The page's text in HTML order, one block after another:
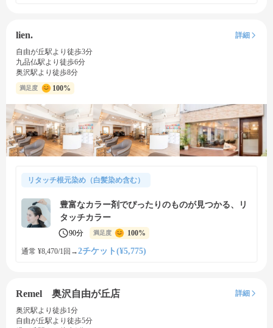
lien.
詳細
自由が丘駅より徒歩3分
九品仏駅より徒歩6分
奥沢駅より徒歩8分
満足度 100%
リタッチ根元染め（白髪染め含む）
豊富なカラー剤でぴったりのものが見つかる、リ
タッチカラー
90分 満足度 100%
通常 ¥8,470/1回 →2チケット(¥5,775)
Remel 奥沢自由が丘店
詳細
奥沢駅より徒歩1分
自由が丘駅より徒歩5分